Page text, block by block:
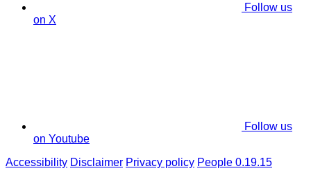
Follow us
on X
Follow us
on Youtube
Accessibility Disclaimer Privacy policy People 0.19.15